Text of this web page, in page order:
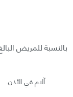
بالنسبة للمريض
آلام في الأذن.